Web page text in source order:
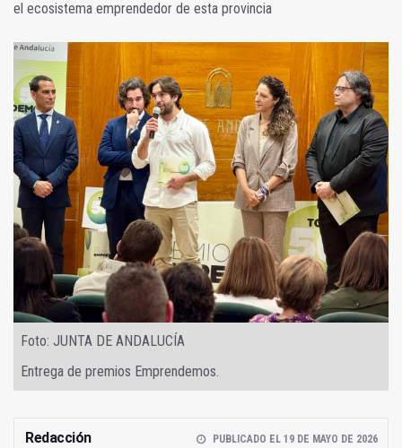
el ecosistema emprendedor de esta provincia
Foto: JUNTA DE ANDALUCÍA
Entrega de premios Emprendemos.
Redacción PUBLICADO EL 19 DE MAYO DE 2026